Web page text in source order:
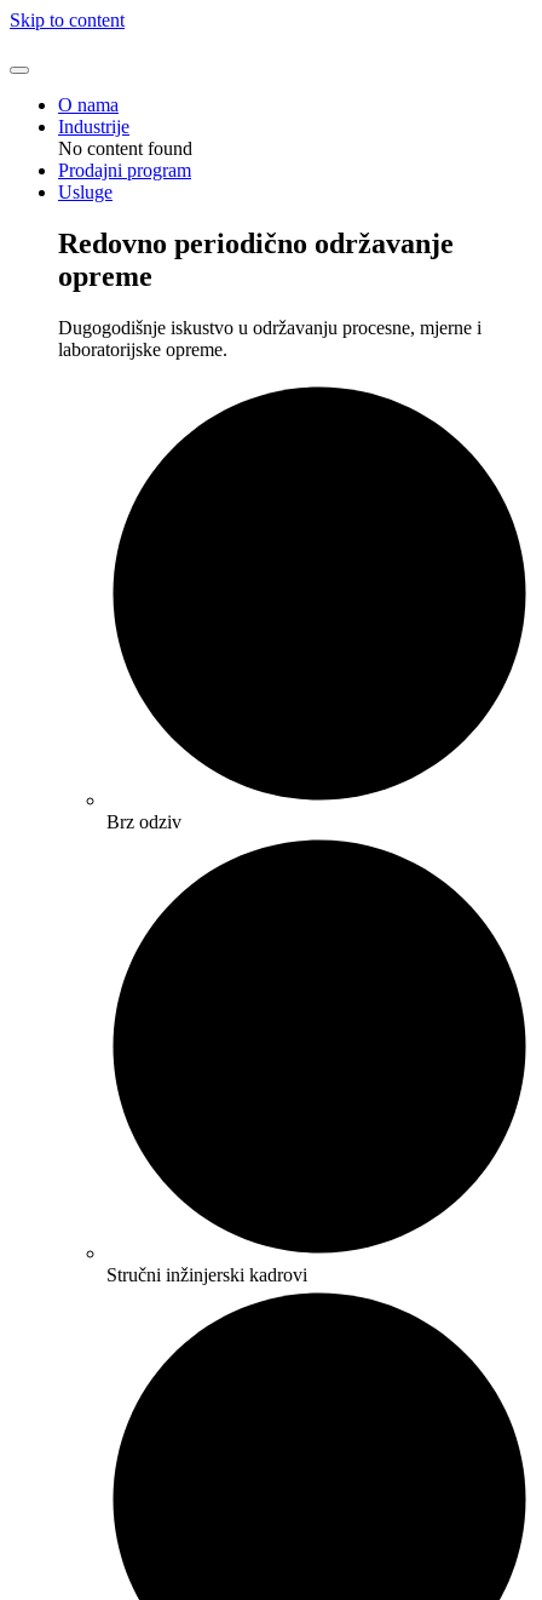
Skip to content
O nama
Industrije
No content found
Prodajni program
Usluge
Redovno periodično održavanje
opreme
Dugogodišnje iskustvo u održavanju procesne, mjerne i
laboratorijske opreme.
Brz odziv
Stručni inžinjerski kadrovi